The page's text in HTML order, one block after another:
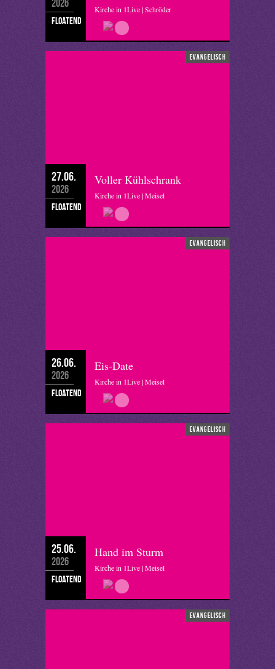
2026
floatend
Kirche in 1Live | Schröder
evangelisch
27.06.
2026
floatend
Voller Kühlschrank
Kirche in 1Live | Meisel
evangelisch
26.06.
2026
floatend
Eis-Date
Kirche in 1Live | Meisel
evangelisch
25.06.
2026
floatend
Hand im Sturm
Kirche in 1Live | Meisel
evangelisch